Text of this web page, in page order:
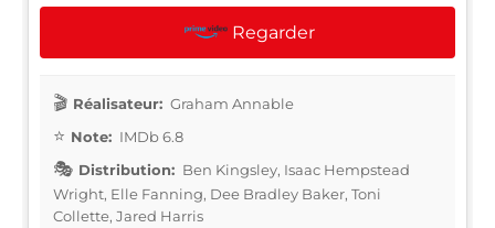
Regarder
Réalisateur: Graham Annable
Note: IMDb 6.8
Distribution: Ben Kingsley, Isaac Hempstead
Wright, Elle Fanning, Dee Bradley Baker, Toni
Collette, Jared Harris